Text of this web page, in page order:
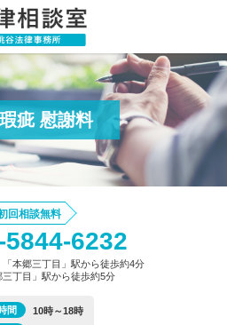
疵 慰謝料
回相談無料
5844-6232
本郷三丁目」駅から徒歩約4分
丁目」駅から徒歩約5分
間
10時～18時